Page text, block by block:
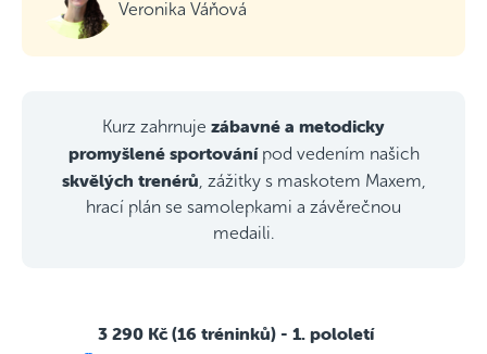
Veronika Váňová
Kurz zahrnuje zábavné a metodicky
promyšlené sportovánípod vedením našich
skvělých trenérů , zážitky s maskotem Maxem,
hrací plán se samolepkami a závěrečnou
medaili.
3 290 Kč (16 tréninků) - 1. pololetí